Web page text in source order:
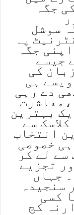
جگہ
سوشل
پہ
جگہ
جیسے
کی
ہی
دے رہی
،معاشرت
بہترین
سے
انتخاب
خصوصی
سے لے کر
تجزیے
جہاں
سنجیدہ
کسی
کج